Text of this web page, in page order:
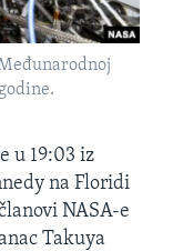
u 19:03 iz
na Floridi
NASA-e
Takuya